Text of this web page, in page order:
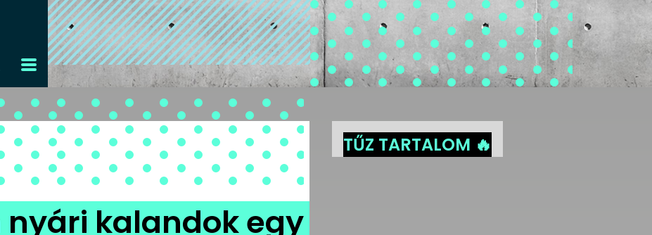
kalandok egy
TŰZ TARTALOM 🔥